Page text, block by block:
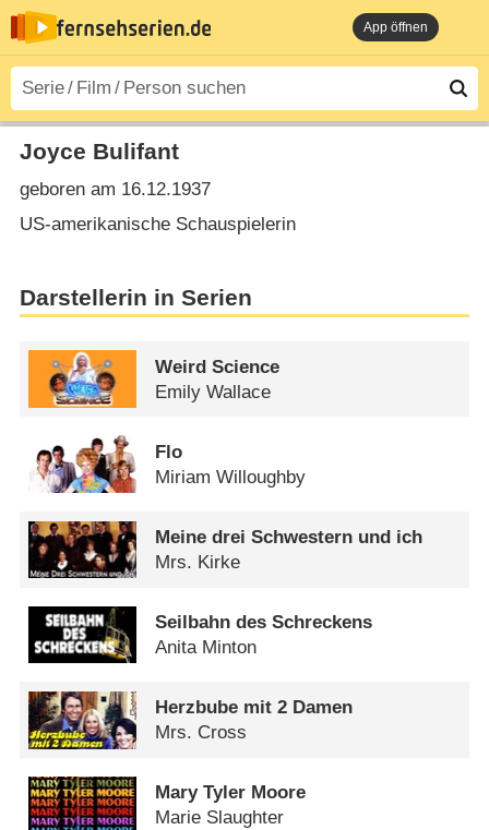
App öffnen
Joyce Bulifant
geboren am 16.12.1937
US-amerikanische Schauspielerin
Darstellerin in Serien
Weird Science
Emily Wallace
Flo
Miriam Willoughby
Meine drei Schwestern und ich
Mrs. Kirke
Seilbahn des Schreckens
Anita Minton
Herzbube mit 2 Damen
Mrs. Cross
Mary Tyler Moore
Marie Slaughter